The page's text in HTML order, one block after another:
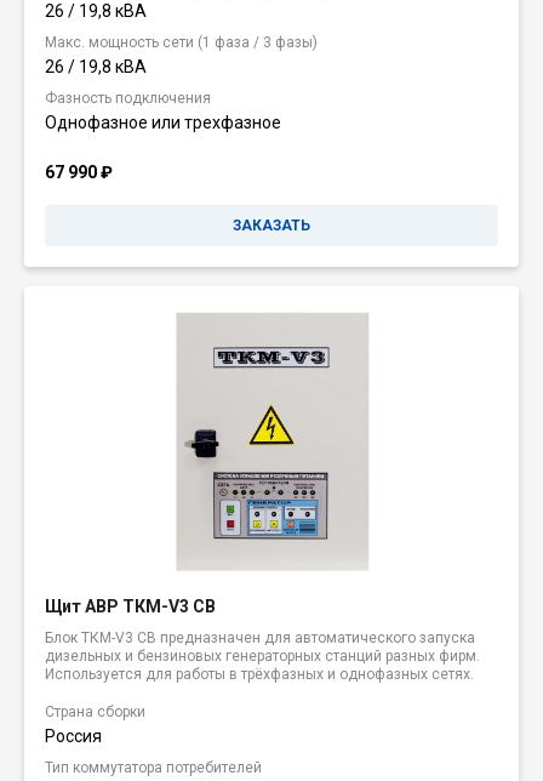
26 / 19,8 кВА
Макс. мощность сети (1 фаза / 3 фазы)
26 / 19,8 кВА
Фазность подключения
Однофазное или трехфазное
67 990₽
ЗАКАЗАТЬ
Щит АВР ТКМ-V3 CB
Блок ТКМ-V3 CB предназначен для автоматического запуска
дизельных и бензиновых генераторных станций разных фирм.
Используется для работы в трёхфазных и однофазных сетях.
Страна сборки
Россия
Тип коммутатора потребителей